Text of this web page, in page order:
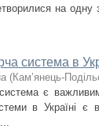
на одну
система в
(Кам’янець-
є
в Україні є